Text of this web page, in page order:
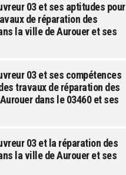
03 et ses aptitudes pour
de réparation des
la ville de Aurouer et ses
03 et ses compétences
travaux de réparation des
dans le 03460 et ses
03 et la réparation des
la ville de Aurouer et ses